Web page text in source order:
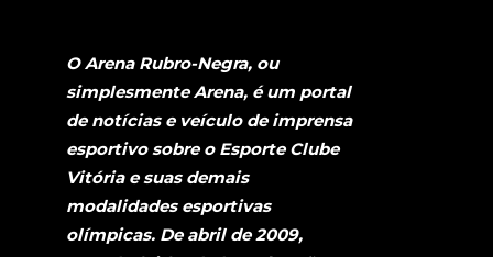
O Arena Rubro-Negra, ou
simplesmente Arena, é um portal
de notícias e veículo de imprensa
esportivo sobre o Esporte Clube
Vitória e suas demais
modalidades esportivas
olímpicas. De abril de 2009,